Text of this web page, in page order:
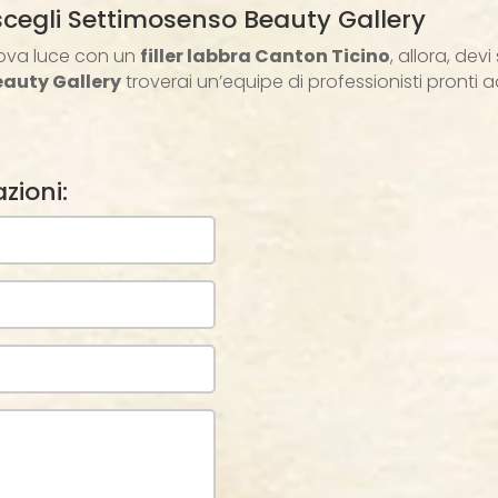
Settimosenso Beauty Gallery
luce con un filler labbra Canton Ticino, allora,
Gallerytroverai un’equipe di professionisti pronti